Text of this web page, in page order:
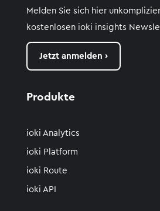
Melden Sie sich hier
kostenlosen ioki insights
Jetzt anmelden ›
Produkte
ioki Analytics
ioki Platform
ioki Route
ioki API